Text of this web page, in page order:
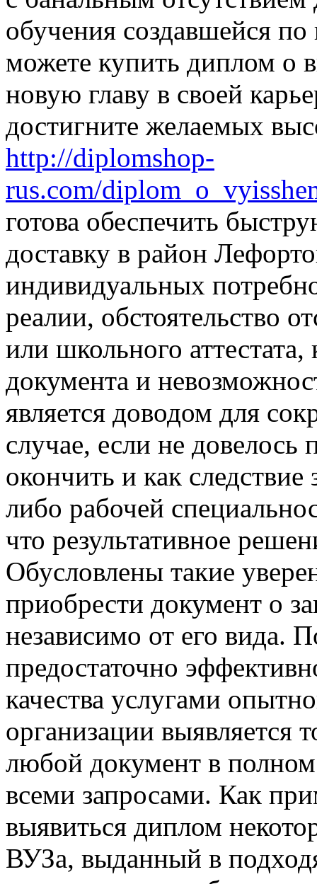
обучения создавшейся
можете купить диплом о
новую главу в своей
достигните желаемых
http://diplomshop-
rus.com/
готова обеспечить
доставку в район
индивидуальных
реалии, обстоятельство
или школьного
документа и
является доводом для
случае, если не
окончить и как
либо рабочей
что результативное
Обусловлены такие
приобрести документ о
независимо от его вида.
предостаточно
качества услугами
организации выявляется
любой документ в
всеми запросами. Как
выявиться диплом
ВУЗа, выданный в